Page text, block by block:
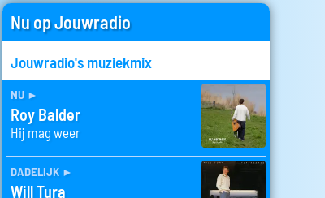
Nu op Jouwradio
Jouwradio's muziekmix
nu ►
Roy Balder
Hij mag weer
dadelijk ►
Will Tura